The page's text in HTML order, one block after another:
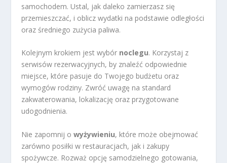
samochodem. Ustal, jak daleko zamierzasz się
przemieszczać, i oblicz wydatki na podstawie odległości
oraz średniego zużycia paliwa.
Kolejnym krokiem jest wybór noclegu. Korzystaj z
serwisów rezerwacyjnych, by znaleźć odpowiednie
miejsce, które pasuje do Twojego budżetu oraz
wymogów rodziny. Zwróć uwagę na standard
zakwaterowania, lokalizację oraz przygotowane
udogodnienia.
Nie zapomnij owyżywieniu, które może obejmować
zarówno posiłki w restauracjach, jak i zakupy
spożywcze. Rozważ opcję samodzielnego gotowania,